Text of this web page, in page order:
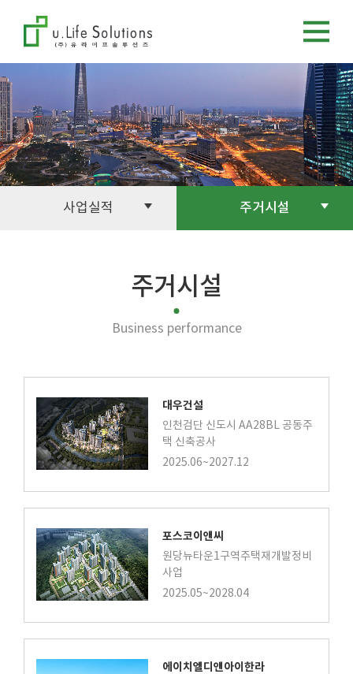
사업실적 주거시설
주거시설
Business performance
대우건설
인천검단 신도시 AA28BL 공동주
택 신축공사
2025.06~2027.12
포스코이앤씨
원당뉴타운1구역주택재개발정비
사업
2025.05~2028.04
에이치엘디앤아이한라